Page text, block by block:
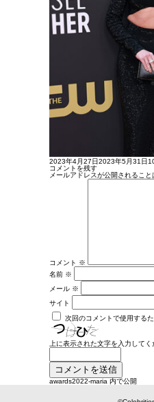
投
稿
日:
2023年4月27日2023年5月31日 フ
サ
イ
コメントを残す
メールアドレスが公開されること
コメント ※
名前 ※
メール ※
サイト
次回のコメントで使用する
上に表示された文字を入力してく
投
awards2022-maria 内で公開